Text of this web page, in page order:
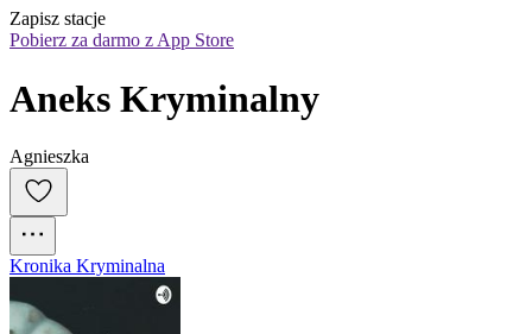
Zapisz stacje
Pobierz za darmo z App Store
Aneks Kryminalny
Agnieszka
Kronika Kryminalna